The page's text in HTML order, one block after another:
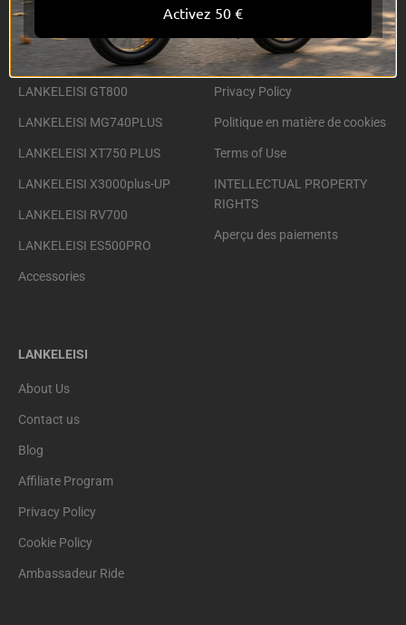
LANKELEISI RV800 Plus
LANKELEISI X2000 MAX
LANKELEISI GT800
LANKELEISI MG740PLUS
LANKELEISI XT750 PLUS
LANKELEISI X3000plus-UP
LANKELEISI RV700
LANKELEISI ES500PRO
Accessories
Return policy
Privacy Policy
Politique en matière de cookies
Terms of Use
INTELLECTUAL PROPERTY
RIGHTS
Aperçu des paiements
LANKELEISI
About Us
Contact us
Blog
Affiliate Program
Privacy Policy
Cookie Policy
Ambassadeur Ride
Activez 50 €